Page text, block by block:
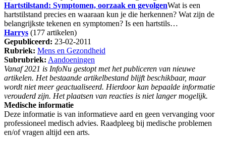
Hartstilstand: Symptomen, oorzaak en gevolgenWat is een
hartstilstand precies en waaraan kun je die herkennen? Wat zijn de
belangrijkste tekenen en symptomen? Is een hartstils…
Harrys (177 artikelen)
Gepubliceerd: 23-02-2011
Rubriek: Mens en Gezondheid
Subrubriek: Aandoeningen
Vanaf 2021 is InfoNu gestopt met het publiceren van nieuwe
artikelen. Het bestaande artikelbestand blijft beschikbaar, maar
wordt niet meer geactualiseerd. Hierdoor kan bepaalde informatie
verouderd zijn. Het plaatsen van reacties is niet langer mogelijk.
Medische informatie
Deze informatie is van informatieve aard en geen vervanging voor
professioneel medisch advies. Raadpleeg bij medische problemen
en/of vragen altijd een arts.